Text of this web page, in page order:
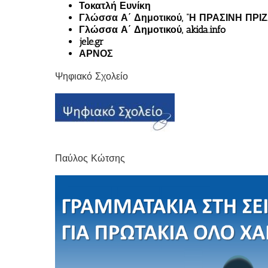
Τοκατλή Ευνίκη
Γλώσσα Α΄ Δημοτικού, “Η ΠΡΑΣΙΝΗ
Γλώσσα Α΄ Δημοτικού, akida.info
jele.gr
ΑΡΝΟΣ
Ψηφιακό Σχολείο
Παύλος Κώτσης